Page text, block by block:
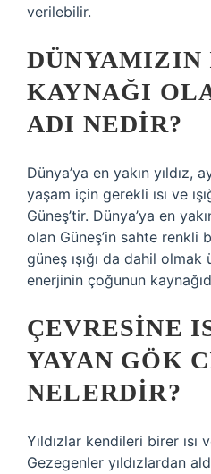
verilebilir.
KAYNAĞI
ADI NEDIR?
Dünya’ya en yakın yıldız,
yaşam için gerekli ısı ve
Güneş’tir. Dünya’ya en
olan Güneş’in sahte renkli
güneş ışığı da dahil olmak
enerjinin çoğunun
ÇEVRESINE
YAYAN GÖK
NELERDIR?
Yıldızlar kendileri birer ısı
Gezegenler yıldızlardan